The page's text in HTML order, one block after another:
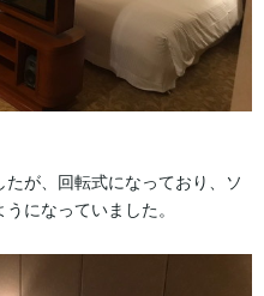
が、回転式になっており、ソ
になっていました。